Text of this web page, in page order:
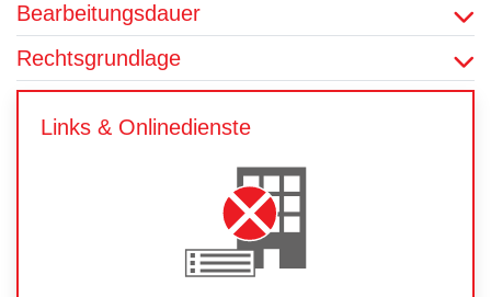
Bearbeitungsdauer
Rechtsgrundlage
Links & Onlinedienste